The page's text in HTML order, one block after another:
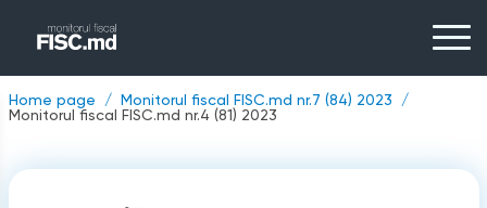
Home page
Monitorul fiscal FISC.md nr.7 (84) 2023
Monitorul fiscal FISC.md nr.4 (81) 2023